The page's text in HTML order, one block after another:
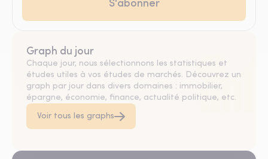
Graph du jour
Chaque jour, nous sélectionnons les statistiques et
études utiles à vos études de marchés. Découvrez un
graph par jour dans divers domaines : immobilier,
épargne, économie, finance, actualité politique, etc.
Voir tous les graphs